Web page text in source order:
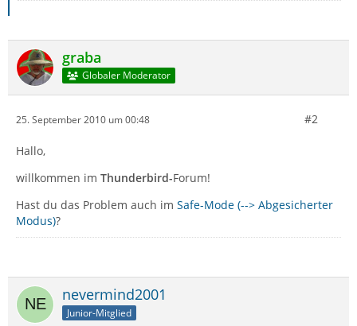
graba
Globaler Moderator
25. September 2010 um 00:48 #2
Hallo,
willkommen im Thunderbird-Forum!
Hast du das Problem auch im Safe-Mode (--> Abgesicherter
Modus)?
nevermind2001
Junior-Mitglied